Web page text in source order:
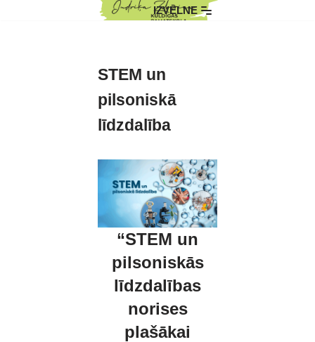
IZVĒLNE
STEM un
pilsoniskā
līdzdalība
“STEM un
pilsoniskās
līdzdalības
norises
plašākai